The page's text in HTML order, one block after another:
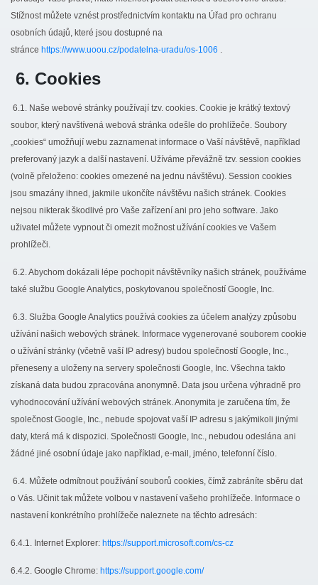
Stížnost můžete vznést prostřednictvím kontaktu na Úřad pro ochranu
osobních údajů, které jsou dostupné na
stránce https://www.uoou.cz/podatelna-uradu/os-1006 .
6. Cookies
6.1. Naše webové stránky používají tzv. cookies. Cookie je krátký textový
soubor, který navštívená webová stránka odešle do prohlížeče. Soubory
„cookies“ umožňují webu zaznamenat informace o Vaší návštěvě, například
preferovaný jazyk a další nastavení. Užíváme převážně tzv. session cookies
(volně přeloženo: cookies omezené na jednu návštěvu). Session cookies
jsou smazány ihned, jakmile ukončíte návštěvu našich stránek. Cookies
nejsou nikterak škodlivé pro Vaše zařízení ani pro jeho software. Jako
uživatel můžete vypnout či omezit možnost užívání cookies ve Vašem
prohlížeči.
6.2. Abychom dokázali lépe pochopit návštěvníky našich stránek, používáme
také službu Google Analytics, poskytovanou společností Google, Inc.
6.3. Služba Google Analytics používá cookies za účelem analýzy způsobu
užívání našich webových stránek. Informace vygenerované souborem cookie
o užívání stránky (včetně vaší IP adresy) budou společností Google, Inc.,
přeneseny a uloženy na servery společnosti Google, Inc. Všechna takto
získaná data budou zpracována anonymně. Data jsou určena výhradně pro
vyhodnocování užívání webových stránek. Anonymita je zaručena tím, že
společnost Google, Inc., nebude spojovat vaší IP adresu s jakýmikoli jinými
daty, která má k dispozici. Společnosti Google, Inc., nebudou odeslána ani
žádné jiné osobní údaje jako například, e-mail, jméno, telefonní číslo.
6.4. Můžete odmítnout používání souborů cookies, čímž zabráníte sběru dat
o Vás. Učinit tak můžete volbou v nastavení vašeho prohlížeče. Informace o
nastavení konkrétního prohlížeče naleznete na těchto adresách:
6.4.1. Internet Explorer: https://support.microsoft.com/cs-cz
6.4.2. Google Chrome: https://support.google.com/